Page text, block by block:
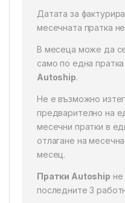
Датата за
месечната пратка
В месеца може да
само по една
Autoship.
Не е възможно
предварително на
месечни пратки в
отлагане на
месец.
Пратки Autoship не
последните 3